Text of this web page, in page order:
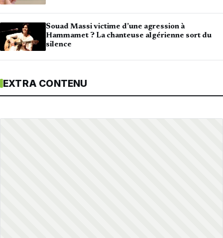
Souad Massi victime d’une agression à
Hammamet ? La chanteuse algérienne sort du
silence
EXTRA CONTENU